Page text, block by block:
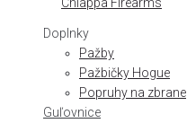
Doplnky
Pažby
Pažbičky Hogue
Popruhy na zbrane
Guľovnice